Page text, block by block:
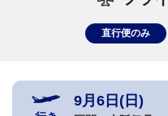
直行便のみ
9月6日(日)